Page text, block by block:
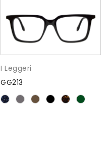
I Leggeri
GG213